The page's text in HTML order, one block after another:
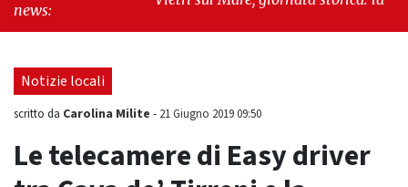
news:
futuro"
Notizie locali
scritto da Carolina Milite - 21 Giugno 2019 09:50
Le telecamere di Easy driver